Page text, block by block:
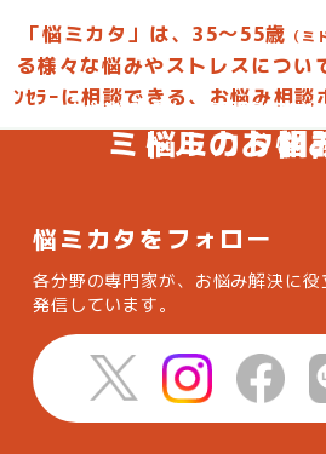
「悩ミカタ」は、35～55歳 （ミ
る様々な悩みやストレスについ
ﾝｾﾗｰに相談できる、お悩み相談
お悩みに合った専門家を選ん
悩ミカタ相
お悩みを投稿して専門家からア
ミドルのお悩
悩ミカタをフォロー
各分野の専門家が、お悩み解決に役
発信しています。